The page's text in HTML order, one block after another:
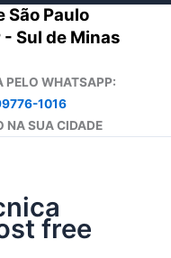
São Paulo
Sul de Minas
PELO WHATSAPP:
1016
NA SUA CIDADE
free